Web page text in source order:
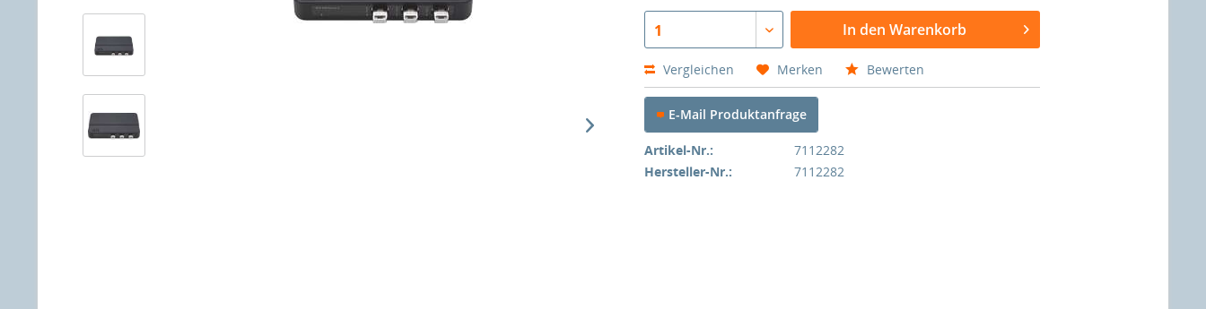
1 In den Warenkorb
Vergleichen Merken Bewerten
E-Mail Produktanfrage
Artikel-Nr.:
7112282
Hersteller-Nr.:
7112282